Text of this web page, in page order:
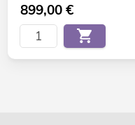
899,00€